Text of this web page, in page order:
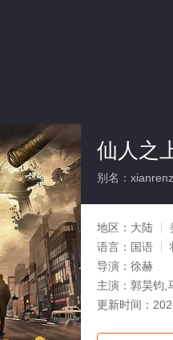
仙人之
别名：
地区： 大陆
语言： 国语
导演： 徐赫
主演： 郭昊钧,
更新时间：